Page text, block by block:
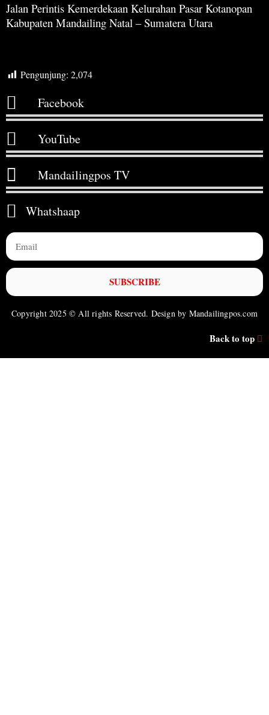
Jalan Perintis Kemerdekaan Kelurahan Pasar Kotanopan
Kabupaten Mandailing Natal – Sumatera Utara
Pengunjung: 2,074
Facebook
YouTube
Mandailingpos TV
Whatshaap
SUBSCRIBE
Copyright 2025 © All rights Reserved. Design by Mandailingpos.com
Back to top